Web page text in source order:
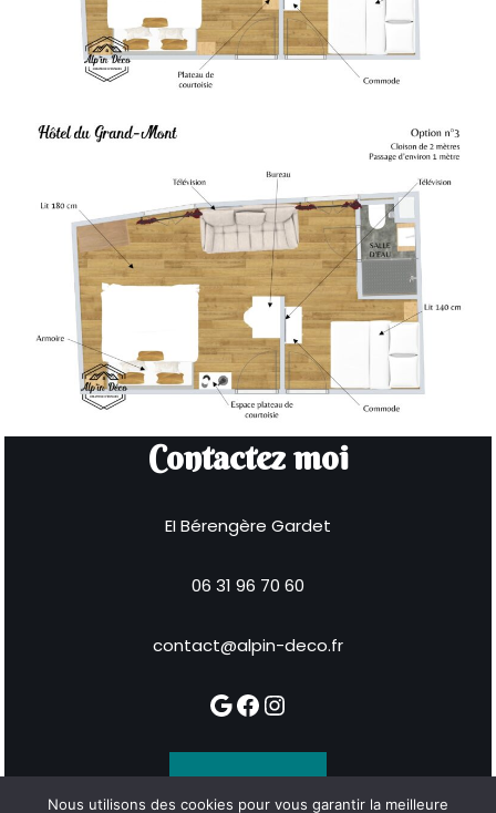
Contactez moi
EI Bérengère Gardet
06 31 96 70 60
contact@alpin-deco.fr
CONTACT
Nous utilisons des cookies pour vous garantir la meilleure